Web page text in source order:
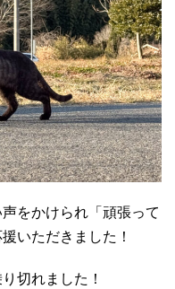
をかけられ「頑張って
いただきました！
切れました！